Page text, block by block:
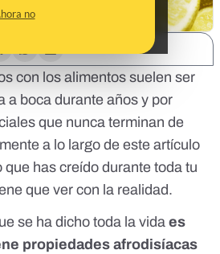
no
con los alimentos suelen ser
a boca durante años y por
que nunca terminan de
a lo largo de este artículo
has creído durante toda tu
que ver con la realidad.
se ha dicho toda la vida es
propiedades afrodisíacas